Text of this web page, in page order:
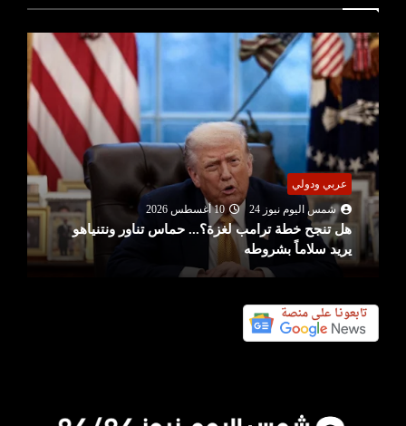
عربي ودولي
شمس اليوم نيوز 24
10 أغسطس 2026
هل تنجح خطة ترامب لغزة؟... حماس تناور ونتنياهو
يريد سلاماً بشروطه